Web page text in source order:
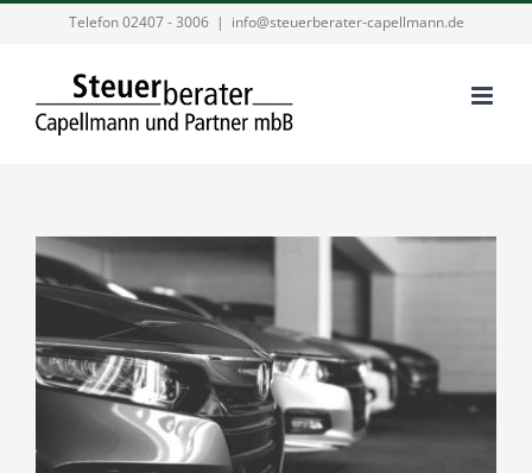
Telefon 02407 - 3006 | info@steuerberater-capellmann.de